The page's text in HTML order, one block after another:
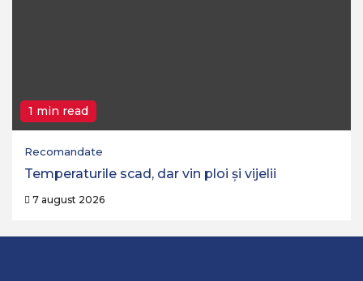
1 min read
Recomandate
Temperaturile scad, dar vin ploi și vijelii
7 august 2026